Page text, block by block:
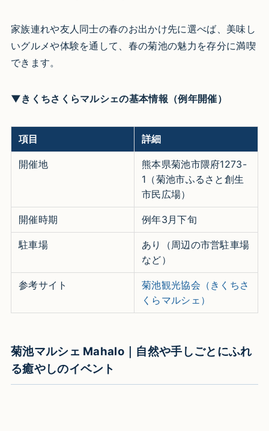
家族連れや友人同士の春のお出かけ先に選べば、美味し
いグルメや体験を通して、春の菊池の魅力を存分に満喫
できます。
▼きくちさくらマルシェの基本情報（例年開催）
項目 詳細
開催地
熊本県菊池市隈府1273-
1（菊池市ふるさと創生
市民広場）
開催時期 例年3月下旬
駐車場
あり（周辺の市営駐車場
など）
参考サイト
菊池観光協会（きくちさ
くらマルシェ）
菊池マルシェ Mahalo｜自然や手しごとにふれ
る癒やしのイベント